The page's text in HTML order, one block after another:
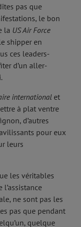
pas que
le bon
la US Air Force
shipper en
ces leaders-
d’un aller-
international et
à plat ventre
d’autres
pour eux
leurs
les véritables
l’assistance
ne sont pas les
pas que pendant
quelque